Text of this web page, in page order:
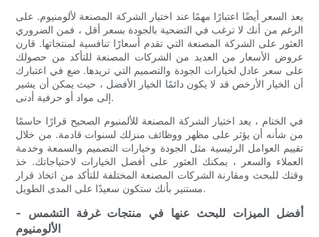
يعد السعر أيضًا اعتبارًا مهمًا عند اختيار الشركة المصنعة لألومنيوم. على
الرغم من أنك لا ترغب في التضحية بالجودة بسعر أقل ، فمن الضروري
العثور على الشركة المصنعة التي تقدم أسعارًا تنافسية لمنتجاتها. قارن
عروض الأسعار من العديد من الشركات المصنعة للتأكد من حصولك
على سعر عادل لخيارات الجودة والتصميم التي تريدها. ضع في اعتبارك
أن الخيار الأرخص قد لا يكون دائمًا الخيار الأفضل ، حيث يمكن أن يشير
إلى مواد أو حرفية أدنى.
في الختام ، يعد اختيار الشركة المصنعة للألمنيوم الصحيح قرارًا حاسمًا
من شأنه أن يؤثر على مظهر ووظائف منزلك لسنوات قادمة. من خلال
تقييم العوامل الرئيسية مثل الجودة وخيارات التصميم والسمعة وخدمة
العملاء والسعر ، يمكنك العثور على أفضل الخيارات لاحتياجاتك. خذ
وقتك للبحث ومقارنة الشركات المصنعة المختلفة للتأكد من اتخاذ قرار
مستنير بأنك ستكون سعيدًا على المدى الطويل.
- أفضل الميزات للبحث عنها في منتجات غرفة التشمس
الألومنيوم